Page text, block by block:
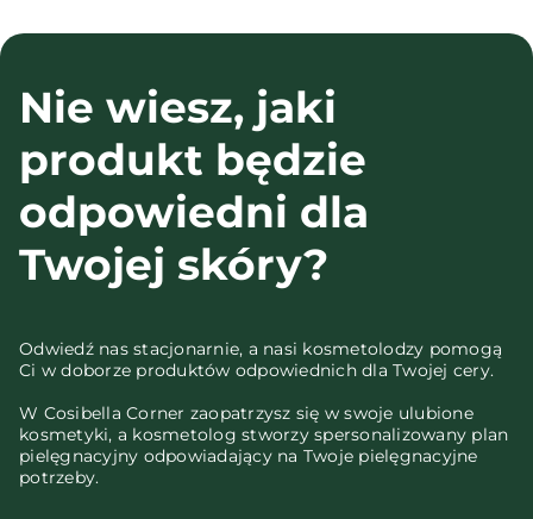
Nie wiesz, jaki
produkt będzie
odpowiedni dla
Twojej skóry?
Odwiedź nas stacjonarnie, a nasi kosmetolodzy pomogą
Ci w doborze produktów odpowiednich dla Twojej cery.
W Cosibella Corner zaopatrzysz się w swoje ulubione
kosmetyki, a kosmetolog stworzy spersonalizowany plan
pielęgnacyjny odpowiadający na Twoje pielęgnacyjne
potrzeby.